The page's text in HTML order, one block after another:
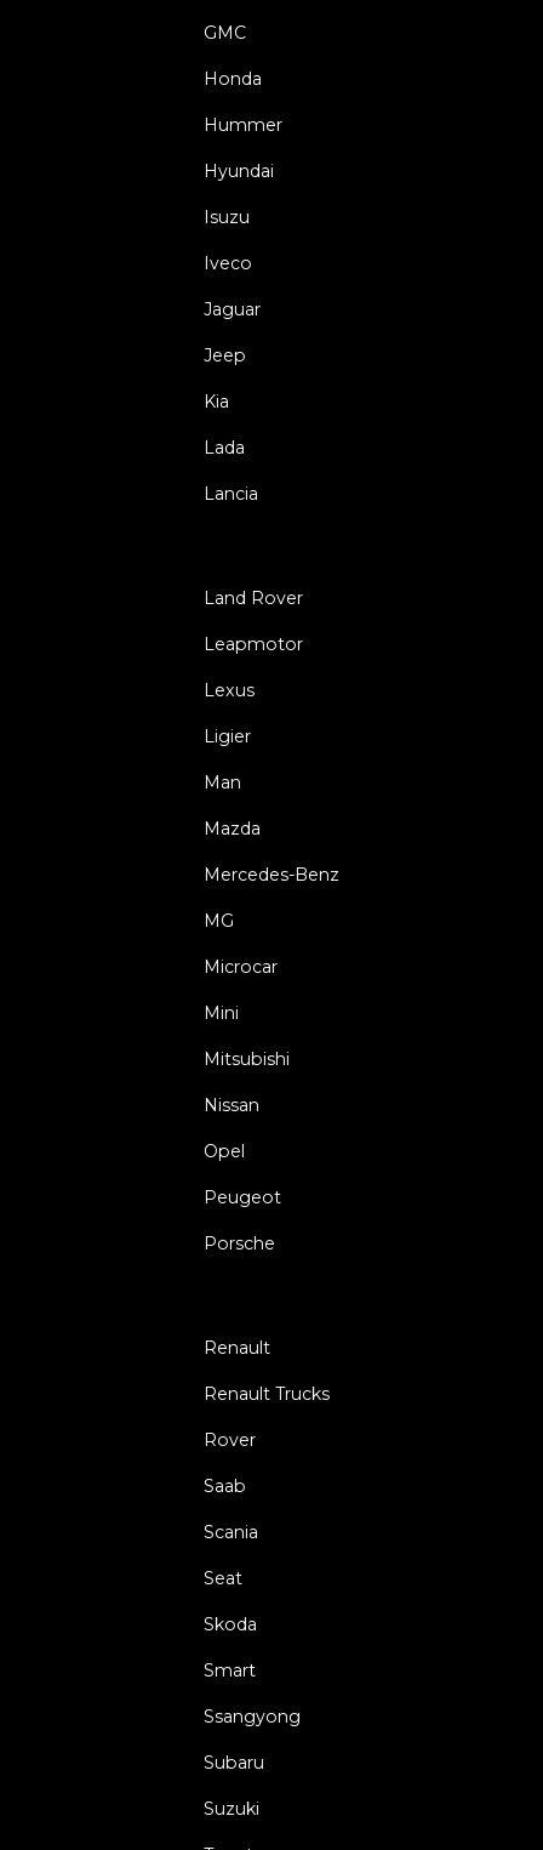
GMC
Honda
Hummer
Hyundai
Isuzu
Iveco
Jaguar
Jeep
Kia
Lada
Lancia
Land Rover
Leapmotor
Lexus
Ligier
Man
Mazda
Mercedes-Benz
MG
Microcar
Mini
Mitsubishi
Nissan
Opel
Peugeot
Porsche
Renault
Renault Trucks
Rover
Saab
Scania
Seat
Skoda
Smart
Ssangyong
Subaru
Suzuki